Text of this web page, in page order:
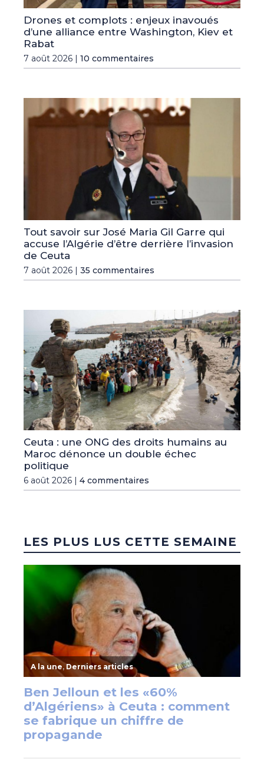
Drones et complots : enjeux inavoués
d’une alliance entre Washington, Kiev et
Rabat
7 août 2026 | 10 commentaires
Tout savoir sur José Maria Gil Garre qui
accuse l’Algérie d’être derrière l’invasion
de Ceuta
7 août 2026 | 35 commentaires
Ceuta : une ONG des droits humains au
Maroc dénonce un double échec
politique
6 août 2026 | 4 commentaires
LES PLUS LUS CETTE SEMAINE